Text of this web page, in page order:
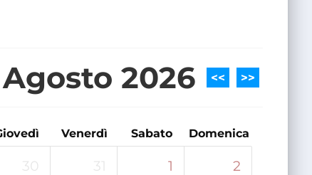
Agosto 2026 >>
<<
Venerdì Sabato Domenica
30 31 1 2